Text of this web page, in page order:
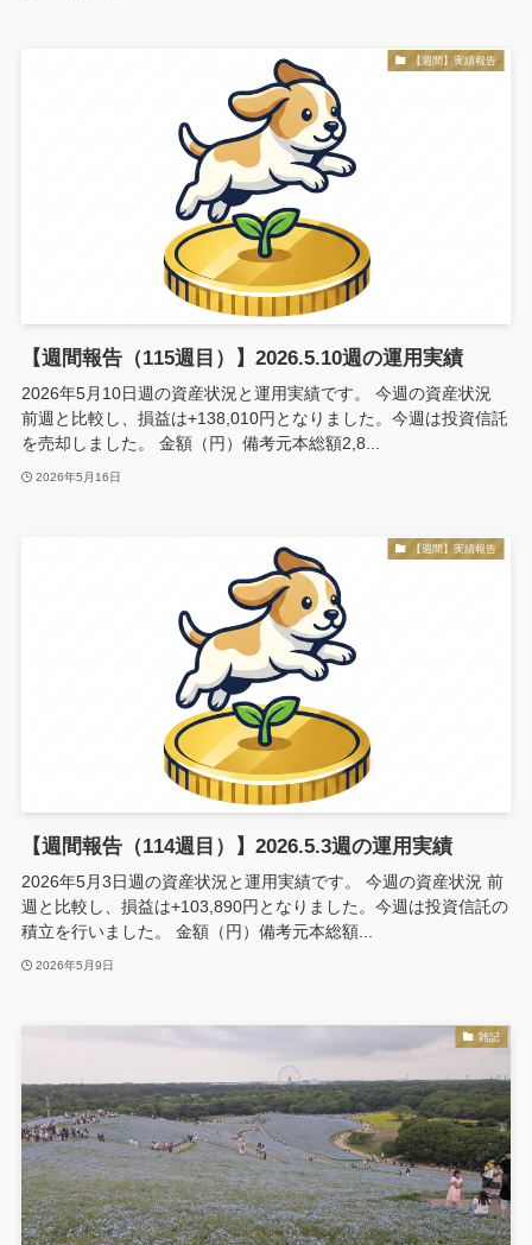
【週間】実績報告
【週間報告（115週目）】2026.5.10週の運用実績
2026年5月10日週の資産状況と運用実績です。 今週の資産状況
前週と比較し、損益は+138,010円となりました。今週は投資信託
を売却しました。 金額（円）備考元本総額2,8...
2026年5月16日
【週間】実績報告
【週間報告（114週目）】2026.5.3週の運用実績
2026年5月3日週の資産状況と運用実績です。 今週の資産状況 前
週と比較し、損益は+103,890円となりました。今週は投資信託の
積立を行いました。 金額（円）備考元本総額...
2026年5月9日
雑記